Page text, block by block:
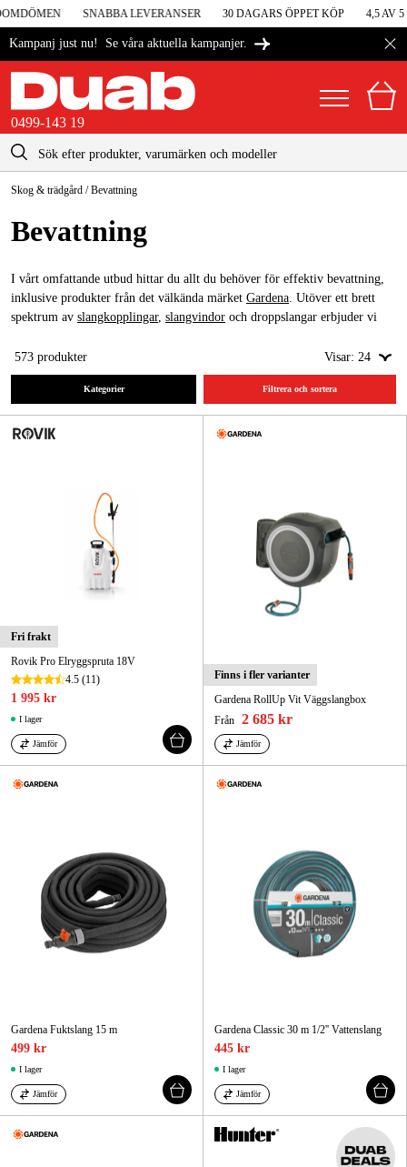
SNABBA LEVERANSER 30 DAGARS ÖPPET KÖP 4,5 AV 5 I
Kampanj just nu! Se våra aktuella kampanjer.
0499-143 19
Sverige
Danmark
Suomi
Norge
Maskiner & verktyg
Garage & verkstad
Maskintillbehör & förbrukning
Arbetskläder & skydd
Skog & trädgård
Våra varumärken
Kontakt & Öppettider
FAQ
kontakt@duab.se
Skog & trädgård /Bevattning
Bevattning
I vårt omfattande utbud hittar du allt du behöver för effektiv bevattning,
inklusive produkter från det välkända märket Gardena . Utöver ett brett
spektrum av slangkopplingar, slangvindor och droppslangar erbjuder vi
bevattning.
573 produkter Visar: 24
Kategorier Filtrera och sortera
Fri frakt
Rovik Pro Elryggspruta 18V
4.5 (11)
1 995 kr
I lager
Jämför
Finns i fler varianter
Gardena RollUp Vit Väggslangbox
Från 2 685 kr
Jämför
Gardena Fuktslang 15 m
499 kr
I lager
Jämför
Gardena Classic 30 m 1/2'' Vattenslang
445 kr
I lager
Jämför